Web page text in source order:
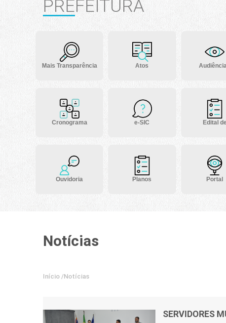
PREFEITURA
Mais Transparência Atos
Cronograma e-SIC Edital
Ouvidoria Planos Portal
Notícias
Início /Notícias
SERVIDORES